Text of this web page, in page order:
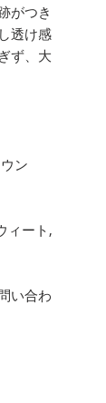
がつき
透け感
ず、大
ン
ィート,
い合わ